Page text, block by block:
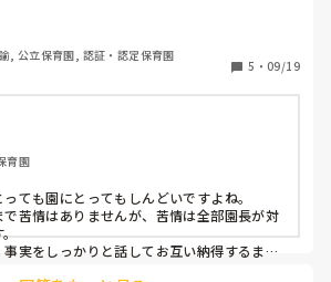
たいおもちゃを使ってるのが見えたら
に見えなくした方がいいのではない
充実して遊べるんではないか
かるのですが、
別にならないかという意味と友達の存
あるのではないかという意味)がありま
、その術しか知らないのでは？
ではなく、まず同意です「これ使いたかっ
、次の言葉掛けです。
んが落ち着いて遊べるならイイと思いま
く関わることが出来ればそれでもイイと思い
るのか？
ら分かるのか？
できるかに寄っても援助の仕方が変わって
いな、、、と思うことも多々あります。
情にどのように対応していますか？ま
情が入った時のメンタルの整え方で良い
, 公立保育園, 認証・認定保育園
5 ・ 09/19
育園
ても園にとってもしんどいですよね。
苦情はありませんが、苦情は全部園長が対
。
実をしっかりと話してお互い納得するまで